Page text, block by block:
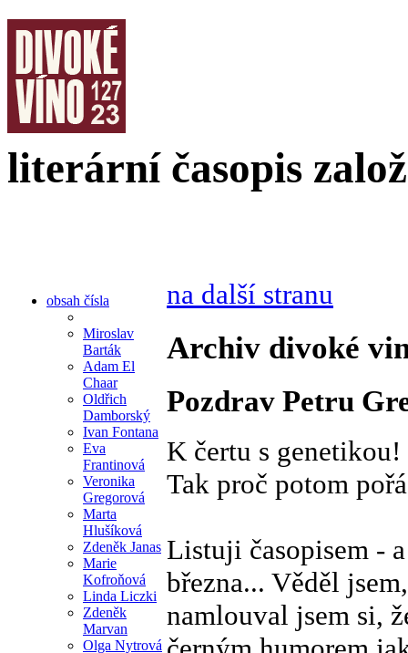
literární časopis
obsah čísla
Miroslav
Barták
Adam El
Chaar
Oldřich
Damborský
Ivan Fontana
Eva
Frantinová
Veronika
Gregorová
Marta
Hlušíková
Zdeněk Janas
Marie
Kofroňová
Linda Liczki
Zdeněk
Marvan
Olga Nytrová
na další stranu
Archiv divoké
Pozdrav Petru
K čertu s
Tak proč potom
Listuji časopisem -
března... Věděl
namlouval jsem si,